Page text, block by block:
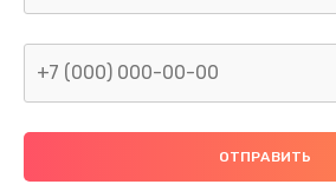
2000 руб.
Ремонт
900 руб.